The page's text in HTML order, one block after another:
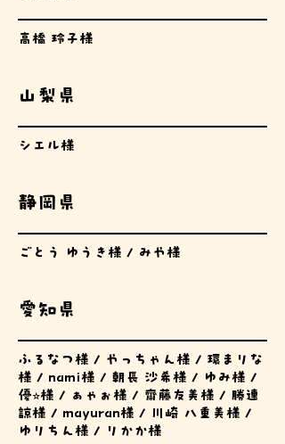
高橋 玲子様
山梨県
シエル様
静岡県
ごとう ゆうき様 / みや様
愛知県
ふるなつ様 / やっちゃん様 / 環まりな
様 / nami様 / 朝長 沙希様 / ゆみ様 /
優⭐︎様 / ぁゃぉ様 / 齋藤友美様 / 勝連
諒様 / mayuran様 / 川崎 八重美様 /
ゆりちん様 / りかか様